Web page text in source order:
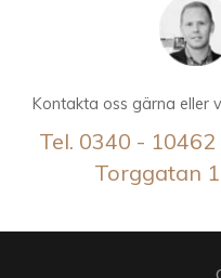
Kontakta oss gärna eller
Tel. 0340 -
Torggatan